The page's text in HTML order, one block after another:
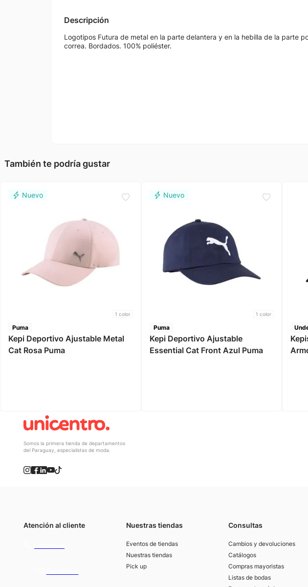
Descripción
Logotipos Futura de metal en la parte delantera y en la hebilla de la parte
correa. Bordados. 100% poliéster.
También te podría gustar
1 color
Puma
Kepi Deportivo Ajustable Metal
Cat Rosa Puma
1 color
Puma
Kepi Deportivo Ajustable
Essential Cat Front Azul Puma
Somos la primera tienda de departamentos
del Paraguay, especialistas de moda.
Atención al cliente
Nuestras tiendas
Eventos de tiendas
Nuestras tiendas
Pick up
Consultas
Cambios y devoluciones
Catálogos
Compras mayoristas
Listas de bodas